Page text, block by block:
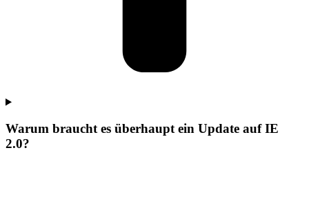
Warum braucht es überhaupt ein Update auf IE
2.0?